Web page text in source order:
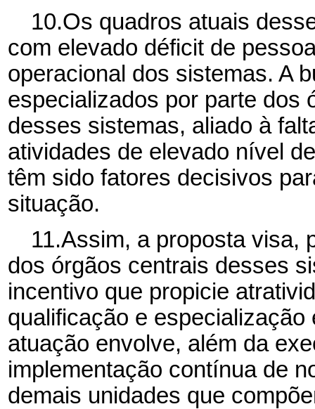
10.Os quadros atuais
com elevado déficit de
operacional dos sistemas. A
especializados por parte dos
desses sistemas, aliado à
atividades de elevado nível
têm sido fatores decisivos
situação.
11.Assim, a proposta visa,
dos órgãos centrais desses
incentivo que propicie
qualificação e
atuação envolve, além da
implementação contínua de
demais unidades que